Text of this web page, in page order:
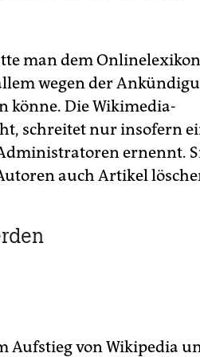
man dem
wegen der
könne. Die Wikimedia-
schreitet nur insofern
ernennt.
auch Artikel
Aufstieg von Wikipedia